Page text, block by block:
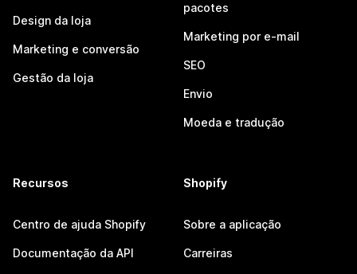
Design da loja
Marketing e conversão
Gestão da loja
pacotes
Marketing por e-mail
SEO
Envio
Moeda e tradução
Recursos
Centro de ajuda Shopify
Documentação da API
Shopify
Sobre a aplicação
Carreiras